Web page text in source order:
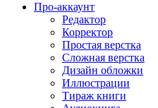
Про-аккаунт
Редактор
Корректор
Простая верстка
Сложная верстка
Дизайн обложки
Иллюстрации
Тираж книги